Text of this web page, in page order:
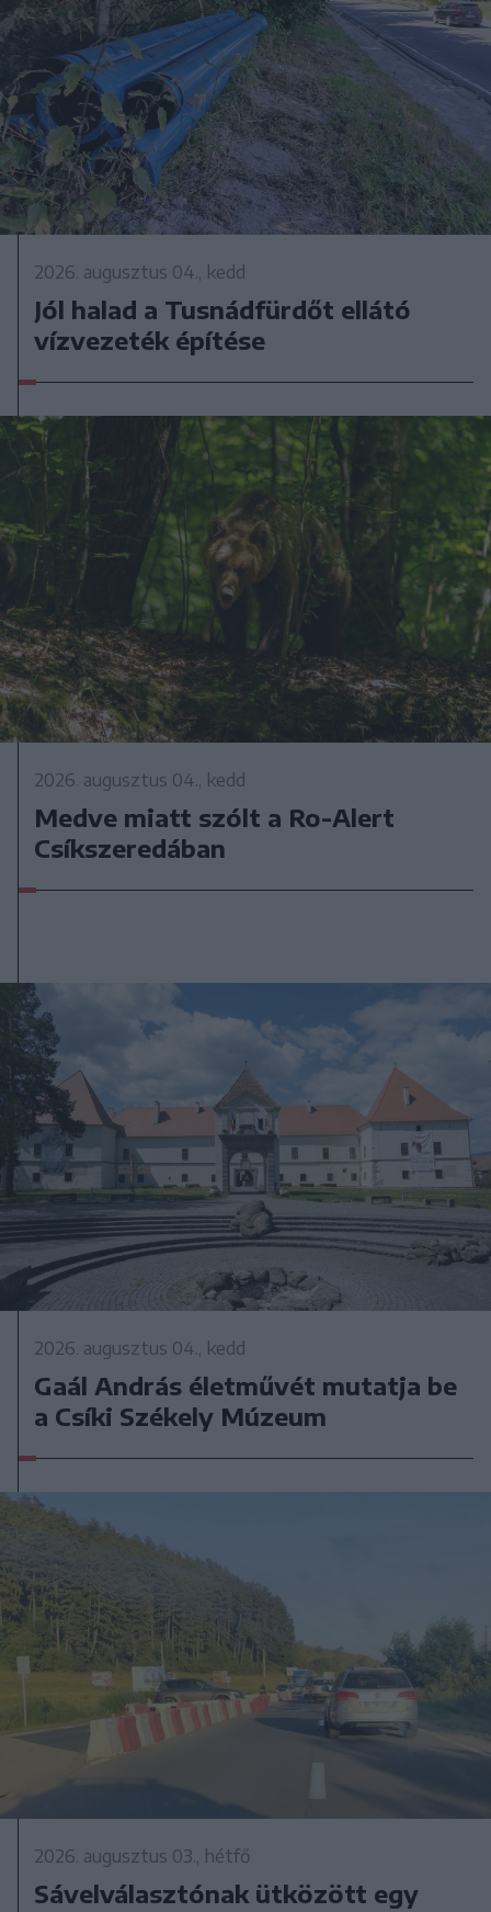
2026. augusztus 04., kedd
Jól halad a Tusnádfürdőt ellátó
vízvezeték építése
2026. augusztus 04., kedd
Medve miatt szólt a Ro-Alert
Csíkszeredában
2026. augusztus 04., kedd
Gaál András életművét mutatja be
a Csíki Székely Múzeum
2026. augusztus 03., hétfő
Sávelválasztónak ütközött egy